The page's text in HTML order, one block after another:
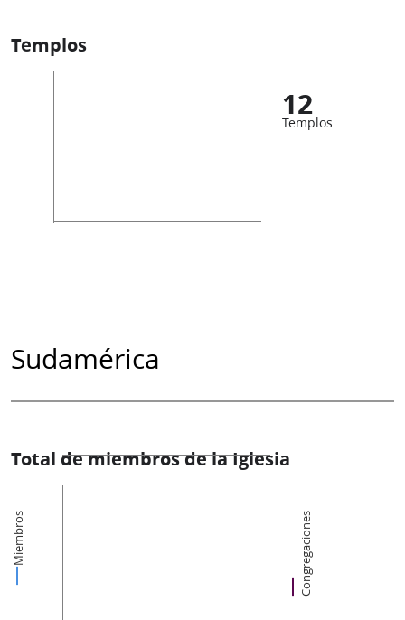
Templos
12
Templos
Sudamérica
Total de miembros de la Iglesia
Miembros Congregaciones